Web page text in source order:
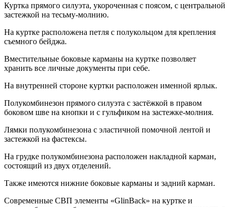
Куртка прямого силуэта, укороченная с поясом, с центральной
застежкой на тесьму-молнию.
На куртке расположена петля с полукольцом для крепления
съемного бейджа.
Вместительные боковые карманы на куртке позволяет
хранить все личные документы при себе.
На внутренней стороне куртки расположен именной ярлык.
Полукомбинезон прямого силуэта с застёжкой в правом
боковом шве на кнопки и с гульфиком на застежке-молния.
Лямки полукомбинезона с эластичной помочной лентой и
застежкой на фастексы.
На грудке полукомбинезона расположен накладной карман,
состоящий из двух отделений.
Также имеются нижние боковые карманы и задний карман.
Современные СВП элементы «GlinBack» на куртке и